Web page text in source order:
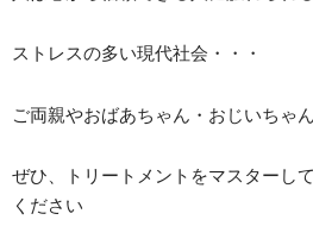
ストレスの多い現代社会・・・
ご両親やおばあちゃん・おじいちゃ
ぜひ、トリートメントをマスターし
ください